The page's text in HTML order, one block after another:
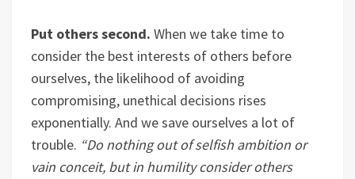
Put others second. When we take time to
consider the best interests of others before
ourselves, the likelihood of avoiding
compromising, unethical decisions rises
exponentially. And we save ourselves a lot of
trouble. “Do nothing out of selfish ambition or
vain conceit, but in humility consider others